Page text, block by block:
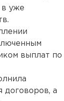
в уже
выплат по
договоров, а